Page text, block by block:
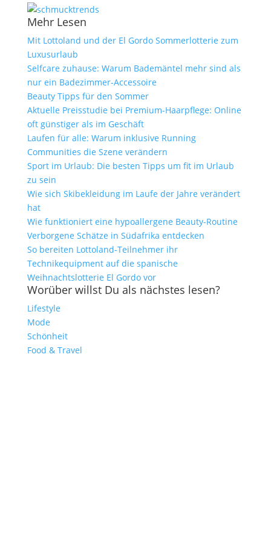
Mehr Lesen
Mit Lottoland und der El Gordo Sommerlotterie zum
Luxusurlaub
Selfcare zuhause: Warum Bademäntel mehr sind als
nur ein Badezimmer-Accessoire
Beauty Tipps für den Sommer
Aktuelle Preisstudie bei Premium-Haarpflege: Online
oft günstiger als im Geschäft
Laufen für alle: Warum inklusive Running
Communities die Szene verändern
Sport im Urlaub: Die besten Tipps um fit im Urlaub
zu sein
Wie sich Skibekleidung im Laufe der Jahre verändert
hat
Wie funktioniert eine hypoallergene Beauty-Routine
Verborgene Schätze in Südafrika entdecken
So bereiten Lottoland-Teilnehmer ihr
Technikequipment auf die spanische
Weihnachtslotterie El Gordo vor
Worüber willst Du als nächstes lesen?
Lifestyle
Mode
Schönheit
Food & Travel